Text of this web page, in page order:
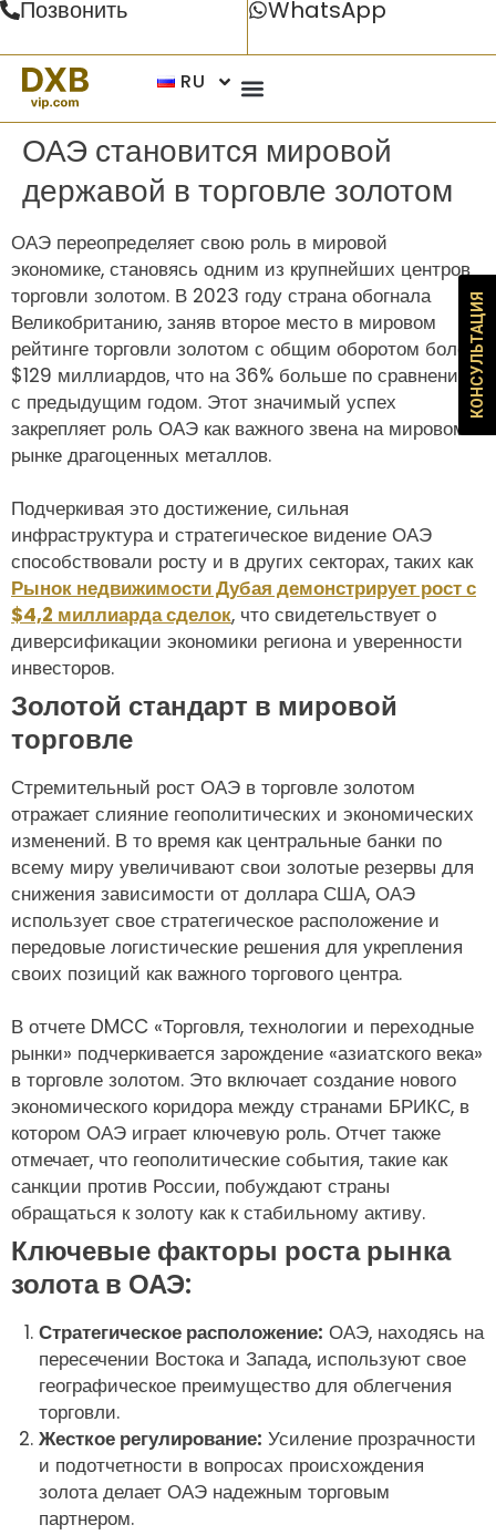
Позвонить WhatsApp
RU
ОАЭ становится мировой
державой в торговле золотом
ОАЭ переопределяет свою роль в мировой
экономике, становясь одним из крупнейших центров
торговли золотом. В 2023 году страна обогнала
Великобританию, заняв второе место в мировом
рейтинге торговли золотом с общим оборотом более
$129 миллиардов, что на 36% больше по сравнению
с предыдущим годом. Этот значимый успех
закрепляет роль ОАЭ как важного звена на мировом
рынке драгоценных металлов.
Подчеркивая это достижение, сильная
инфраструктура и стратегическое видение ОАЭ
способствовали росту и в других секторах, таких как
Рынок недвижимости Дубая демонстрирует рост с
$4,2 миллиарда сделок, что свидетельствует о
диверсификации экономики региона и уверенности
инвесторов.
Золотой стандарт в мировой
торговле
Стремительный рост ОАЭ в торговле золотом
отражает слияние геополитических и экономических
изменений. В то время как центральные банки по
всему миру увеличивают свои золотые резервы для
снижения зависимости от доллара США, ОАЭ
использует свое стратегическое расположение и
передовые логистические решения для укрепления
своих позиций как важного торгового центра.
В отчете DMCC «Торговля, технологии и переходные
рынки» подчеркивается зарождение «азиатского века»
в торговле золотом. Это включает создание нового
экономического коридора между странами БРИКС, в
котором ОАЭ играет ключевую роль. Отчет также
отмечает, что геополитические события, такие как
санкции против России, побуждают страны
обращаться к золоту как к стабильному активу.
Ключевые факторы роста рынка
золота в ОАЭ:
Стратегическое расположение: ОАЭ, находясь на
пересечении Востока и Запада, используют свое
географическое преимущество для облегчения
торговли.
Жесткое регулирование: Усиление прозрачности
и подотчетности в вопросах происхождения
золота делает ОАЭ надежным торговым
партнером.
КОНСУЛЬТАЦИЯ